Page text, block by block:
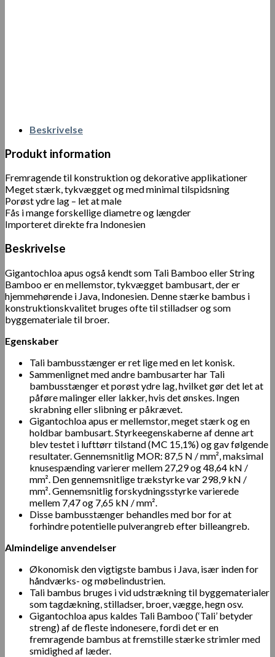
Beskrivelse
Produkt information
Fremragende til konstruktion og dekorative applikationer
Meget stærk, tykvægget og med minimal tilspidsning
Porøst ydre lag – let at male
Fås i mange forskellige diametre og længder
Importeret direkte fra Indonesien
Beskrivelse
Gigantochloa apus også kendt som Tali Bamboo eller String
Bamboo er en mellemstor, tykvægget bambusart, der er
hjemmehørende i Java, Indonesien. Denne stærke bambus i
konstruktionskvalitet bruges ofte til stilladser og som
byggemateriale til broer.
Egenskaber
Tali bambusstænger er ret lige med en let konisk.
Sammenlignet med andre bambusarter har Tali
bambusstænger et porøst ydre lag, hvilket gør det let at
påføre malinger eller lakker, hvis det ønskes. Ingen
skrabning eller slibning er påkrævet.
Gigantochloa apus er mellemstor, meget stærk og en
holdbar bambusart. Styrkeegenskaberne af denne art
blev testet i lufttørr tilstand (MC 15,1%) og gav følgende
resultater. Gennemsnitlig MOR: 87,5 N / mm², maksimal
knusespænding varierer mellem 27,29 og 48,64 kN /
mm². Den gennemsnitlige trækstyrke var 298,9 kN /
mm². Gennemsnitlig forskydningsstyrke varierede
mellem 7,47 og 7,65 kN / mm².
Disse bambusstænger behandles med bor for at
forhindre potentielle pulverangreb efter billeangreb.
Almindelige anvendelser
Økonomisk den vigtigste bambus i Java, især inden for
håndværks- og møbelindustrien.
Tali bambus bruges i vid udstrækning til byggematerialer
som tagdækning, stilladser, broer, vægge, hegn osv.
Gigantochloa apus kaldes Tali Bamboo (‘Tali’ betyder
streng) af de fleste indonesere, fordi det er en
fremragende bambus at fremstille stærke strimler med
smidighed af læder.